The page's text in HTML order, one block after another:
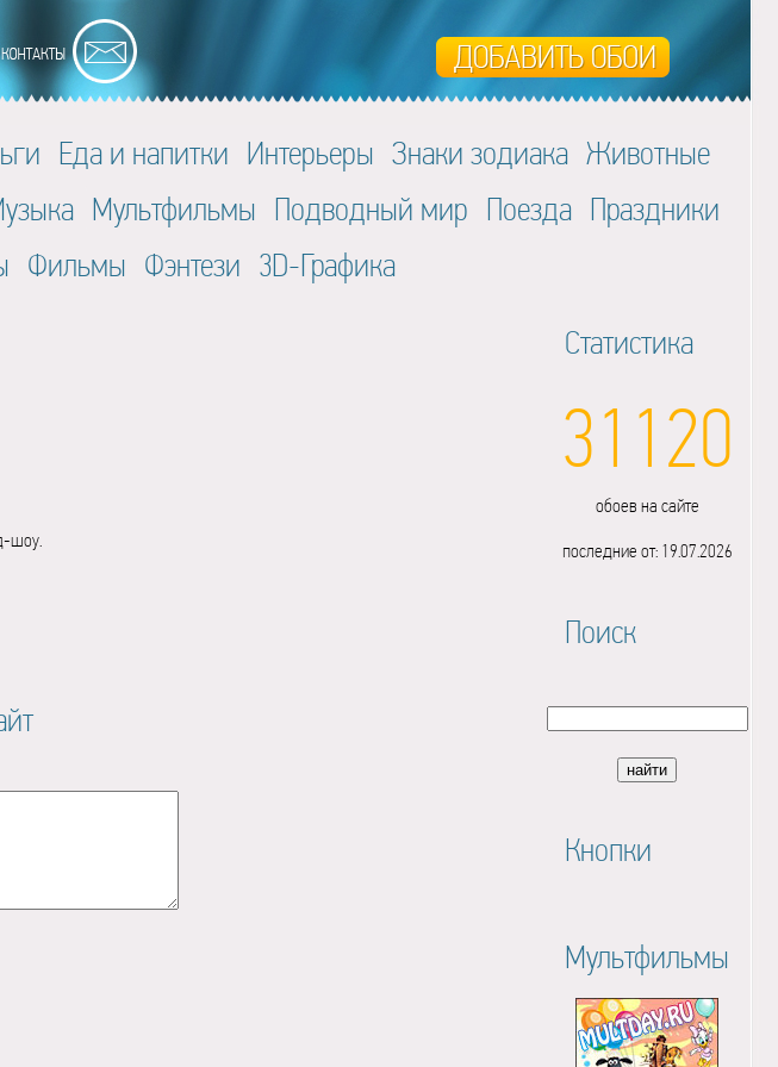
Еда и напитки Интерьеры Знаки зодиака Животные
Мультфильмы Подводный мир Поезда Праздники
Фильмы Фэнтези 3D-Графика
шоу.
Статистика
31120
обоев на сайте
последние от: 19.07.2026
Поиск
Кнопки
Мультфильмы